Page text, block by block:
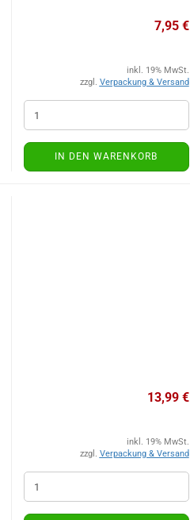
7,95 €
inkl. 19% MwSt.
zzgl. Verpackung & Versand
IN DEN WARENKORB
13,99 €
inkl. 19% MwSt.
zzgl. Verpackung & Versand